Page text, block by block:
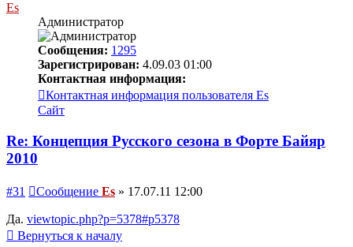
Es
Администратор
Сообщения: 1295
Зарегистрирован: 4.09.03 01:00
Контактная информация:
Контактная информация пользователя Es
Сайт
Re: Концепция Русского сезона в Форте Байяр
2010
#31 Сообщение Es » 17.07.11 12:00
Да. viewtopic.php?p=5378#p5378
Вернуться к началу